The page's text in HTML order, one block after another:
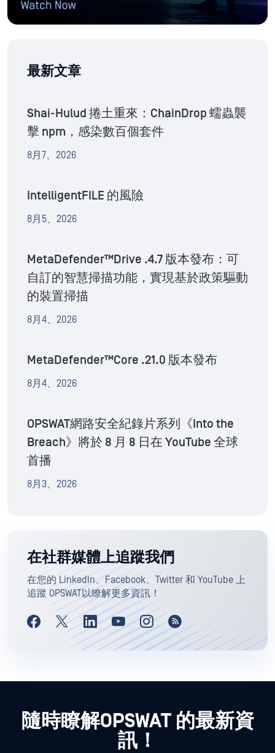
最新文章
Shai-Hulud 捲土重來：ChainDrop 蠕蟲襲
擊 npm，感染數百個套件
8月7、2026
IntelligentFILE 的風險
8月5、2026
MetaDefender™Drive .4.7 版本發布：可
自訂的智慧掃描功能，實現基於政策驅動
的裝置掃描
8月4、2026
MetaDefender™Core .21.0 版本發布
8月4、2026
OPSWAT網路安全紀錄片系列《Into the
Breach》將於 8 月 8 日在 YouTube 全球
首播
8月3、2026
在社群媒體上追蹤我們
在您的 LinkedIn、Facebook、Twitter 和 YouTube 上
追蹤 OPSWAT以瞭解更多資訊！
隨時瞭解OPSWAT 的最新資
訊！